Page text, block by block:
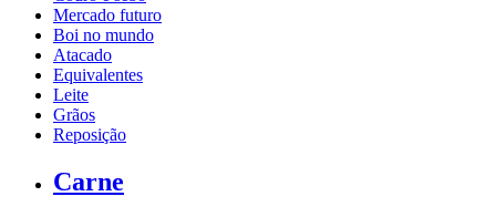
Mercado futuro
Boi no mundo
Atacado
Equivalentes
Leite
Grãos
Reposição
Carne